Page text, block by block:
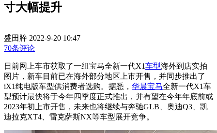
寸大幅提升
盛田肸 2022-9-20 10:47
70条评论
日前网上车市获取了一组宝马全新一代X1车型海外到店实拍
图片，新车目前已在海外部分地区上市开售，并同步推出了
iX1纯电版车型供消费者选购。据悉， 华晨宝马全新一代X1车
型预计最快将于今年四季度正式推出，并有望在今年年底前或
2023年初上市开售，未来也将继续与奔驰GLB、奥迪Q3、凯
迪拉克XT4、雷克萨斯NX等车型展开竞争。